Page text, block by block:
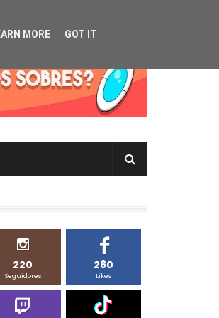
220
Seguidores
260
Likes
MORE GOT IT